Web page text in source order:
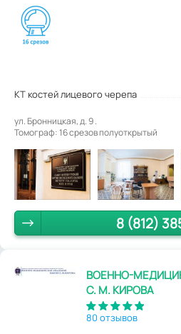
КТ костей лицевого черепа
ул. Бронницкая, д. 9 .
Томограф: 16 срезов полуоткрытый
8 (812)
ВОЕННО-
С. М. КИРОВА
80 отзывов